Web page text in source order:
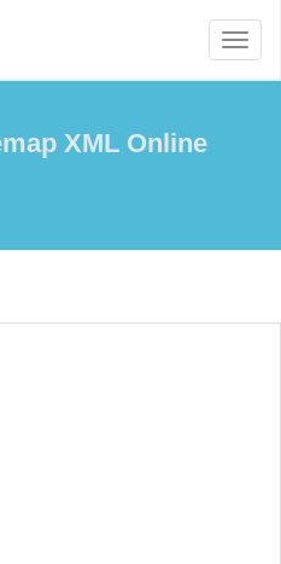
XML Online